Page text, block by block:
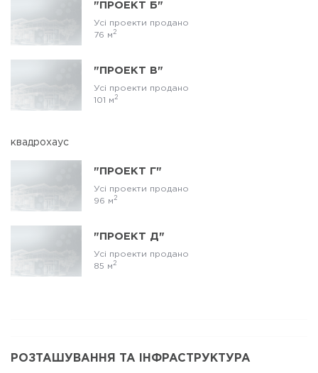
"ПРОЕКТ Б"
Усі проекти продано
76 м 2
"ПРОЕКТ В"
Усі проекти продано
101 м 2
квадрохаус
"ПРОЕКТ Г"
Усі проекти продано
96 м 2
"ПРОЕКТ Д"
Усі проекти продано
85 м 2
РОЗТАШУВАННЯ ТА ІНФРАСТРУКТУРА